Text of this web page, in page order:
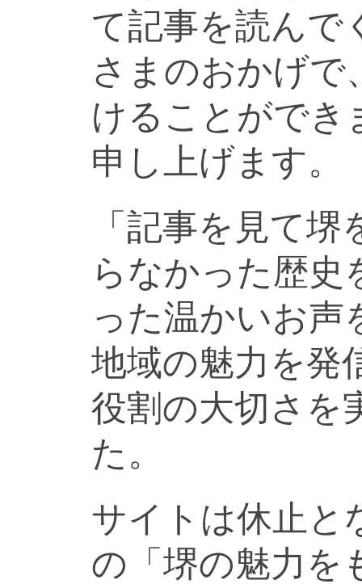
て記事を読んで
さまのおかげで
けることができ
申し上げます。
「記事を見て
らなかった歴史
った温かいお声
地域の魅力を発
役割の大切さを
た。
サイトは休止と
の「堺の魅力を